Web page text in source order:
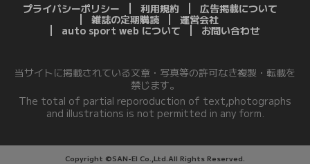
プライバシーポリシー 利用規約
広告掲載について
雑誌の定期購読
運営会社
auto sport web について
お問い合わせ
当サイトに掲載されている文章・写真等の許可なき複製・転載を
禁じます。
The total of partial reporoduction of text,photographs
and illustrations is not permitted in any form.
Copyright ©SAN-EI Co.,Ltd.All Rights Reserved.